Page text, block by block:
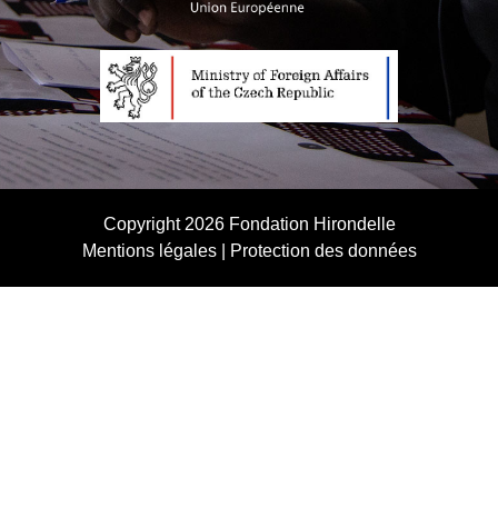
Copyright 2026 Fondation Hirondelle
Mentions légales| Protection des données